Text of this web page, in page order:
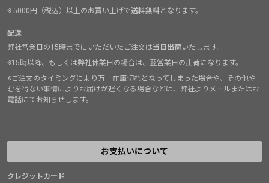
※ 5000円（税込）以上のお買い上げで送料無料となります。
配送
弊社営業日の15時までにいただいたご注文は当日出荷いたします。
※15時以降、もしくは弊社休業日の場合は、翌営業日の出荷になります。
※ご注文のタイミングにより万一在庫切れとなってしまった場合や、その他や
むを得ない事情によりお届けが遅くなる場合などは、弊社よりメールまたはお
電話にてお知らせします。
お支払いについて
クレジットカード